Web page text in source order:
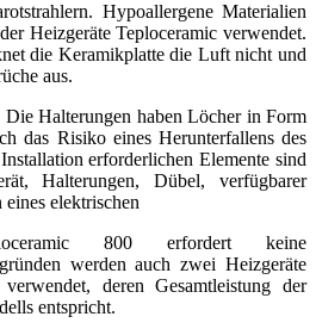
Hypoallergene Materialien
Heizgeräte Teploceramic verwendet.
die Keramikplatte die Luft nicht und
aus.
Die Halterungen haben Löcher in Form
das Risiko eines Herunterfallens des
erforderlichen Elemente sind
Halterungen, Dübel, verfügbarer
elektrischen
800 erfordert keine
werden auch zwei Heizgeräte
deren Gesamtleistung der
entspricht.